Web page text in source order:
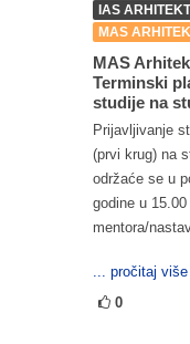
IAS
MAS
MAS
Terminski
studije na
Prijavljivanje
(prvi krug) na
održaće se u
godine u
mentora/
... pročitaj više
0